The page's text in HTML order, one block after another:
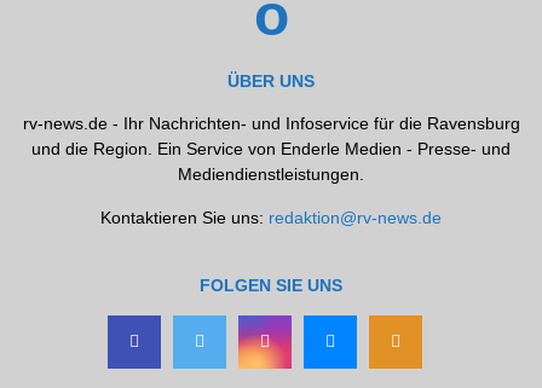
ÜBER UNS
rv-news.de - Ihr Nachrichten- und Infoservice für die Ravensburg
und die Region. Ein Service von Enderle Medien - Presse- und
Mediendienstleistungen.
Kontaktieren Sie uns: redaktion@rv-news.de
FOLGEN SIE UNS